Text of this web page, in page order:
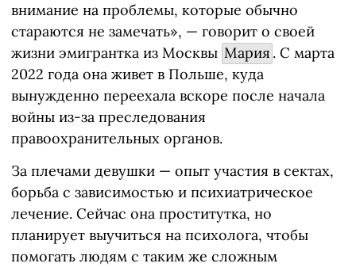
внимание на проблемы, которые обычно
стараются не замечать», — говорит о своей
жизни эмигрантка из Москвы Мария . С марта
2022 года она живет в Польше, куда
вынужденно переехала вскоре после начала
войны из-за преследования
правоохранительных органов.
За плечами девушки — опыт участия в сектах,
борьба с зависимостью и психиатрическое
лечение. Сейчас она проститутка, но
планирует выучиться на психолога, чтобы
помогать людям с таким же сложным